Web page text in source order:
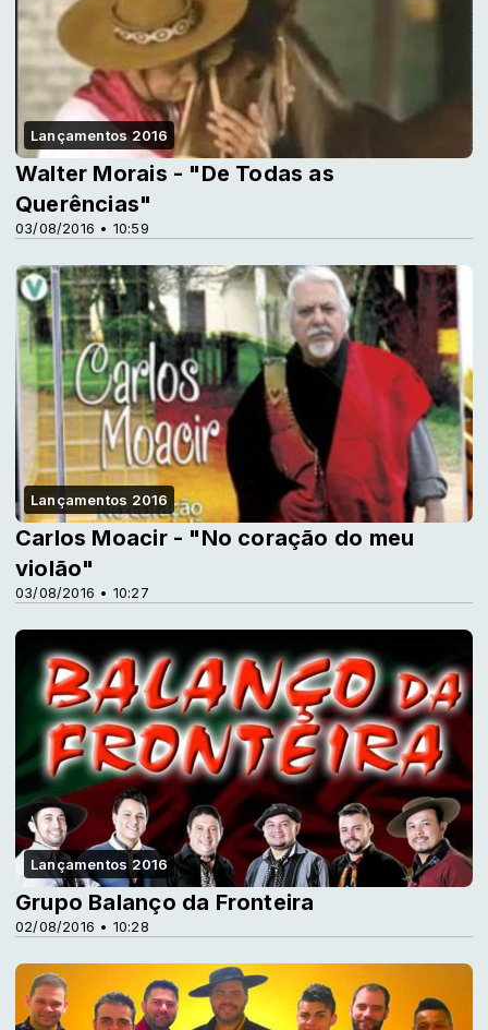
Lançamentos 2016
03/08/2016 • 10:59
Walter Morais - "De Todas as
Querências"
Lançamentos 2016
03/08/2016 • 10:27
Carlos Moacir - "No coração do meu
violão"
Lançamentos 2016
02/08/2016 • 10:28
Grupo Balanço da Fronteira